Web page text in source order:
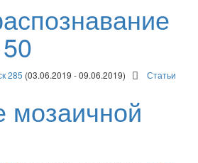
285 (03.06.2019 - 09.06.2019) Статьи
мозаичной